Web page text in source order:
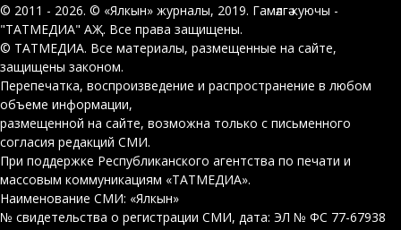
© 2011 - 2026. © «Ялкын» журналы, 2019. Гамәлгә куючы -
"ТАТМЕДИА" АҖ. Все права защищены.
© ТАТМЕДИА. Все материалы, размещенные на сайте,
защищены законом.
Перепечатка, воспроизведение и распространение в любом
объеме информации,
размещенной на сайте, возможна только с письменного
согласия редакций СМИ.
При поддержке Республиканского агентства по печати и
массовым коммуникациям «ТАТМЕДИА».
Наименование СМИ: «Ялкын»
№ свидетельства о регистрации СМИ, дата: ЭЛ № ФС 77-67938